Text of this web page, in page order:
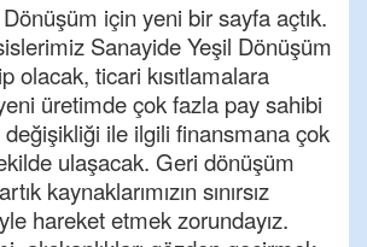
için yeni bir sayfa açtık.
Sanayide Yeşil Dönüşüm
olacak, ticari kısıtlamalara
üretimde çok fazla pay sahibi
ile ilgili finansmana çok
ulaşacak. Geri dönüşüm
kaynaklarımızın sınırsız
hareket etmek zorundayız.